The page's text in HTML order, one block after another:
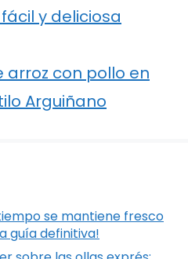
y deliciosa
arroz con pollo en
Arguiñano
se mantiene fresco
guía definitiva!